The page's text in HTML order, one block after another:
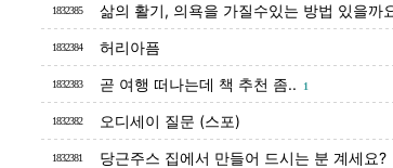
1832385 삶의 활기, 의욕을 가질수있는 방법 있을까
1832384 허리아픔
1832383 곧 여행 떠나는데 책 추천 좀.. 1
1832382 오디세이 질문 (스포)
1832381 당근주스 집에서 만들어 드시는 분 계세요?